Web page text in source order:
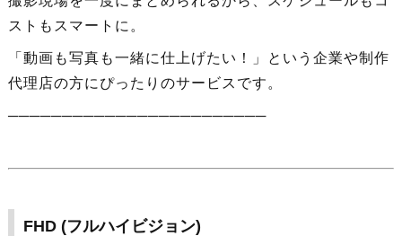
ストもスマートに。
「動画も写真も一緒に仕上げたい！」という企業や制作
代理店の方にぴったりのサービスです。
────────────────────────
FHD (フルハイビジョン)